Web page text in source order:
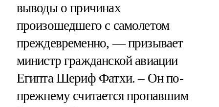
выводы о причинах
произошедшего с самолетом
преждевременно, — призывает
министр гражданской авиации
Египта Шериф Фатхи. – Он по-
прежнему считается пропавшим